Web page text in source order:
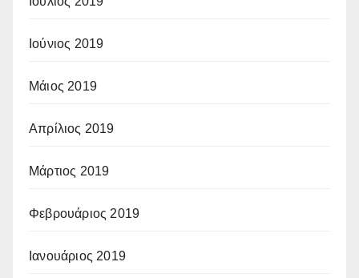
Ιούνιος 2019
Μάιος 2019
Απρίλιος 2019
Μάρτιος 2019
Φεβρουάριος 2019
Ιανουάριος 2019